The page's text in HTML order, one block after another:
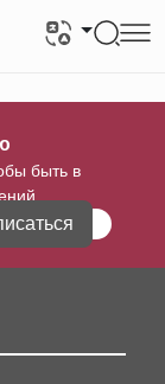
быть в